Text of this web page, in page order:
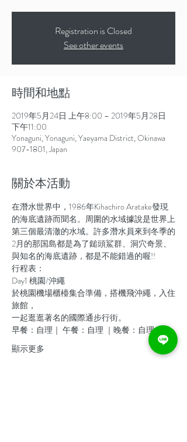
Registration is Closed
See other events
時間和地點
2019年5月24日 上午8:00 – 2019年5月28日
下午11:00
Yonaguni, Yonaguni, Yaeyama District, Okinawa
907-1801, Japan
關於本活動
在潛水世界中，1986年Kihachiro Aratake發現
的海底遺跡而聞名。周圍的水域據說是世界上
第三個最清澈的水域。許多潛水員來到冬季的
2月的那国島都是為了鎚頭鯊群、洞穴奇景、
與知名的海底遺跡，都是不能錯過的喔!!
行程表：
Day1 桃園/沖繩
於桃園機場櫃檯集合準備，搭機飛沖繩，入住
旅館，
一起逛逛著名的國際通步行街。
早餐：自理｜ 午餐：自理 ｜晚餐：自理
顯示更多